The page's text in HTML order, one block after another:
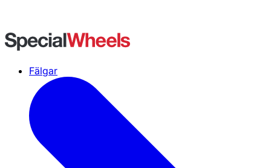
Fälgar